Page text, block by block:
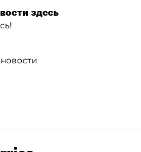
здесь